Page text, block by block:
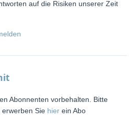
auf die Risiken unserer Zeit
Abonnenten vorbehalten. Bitte
erwerben Sie hier ein Abo